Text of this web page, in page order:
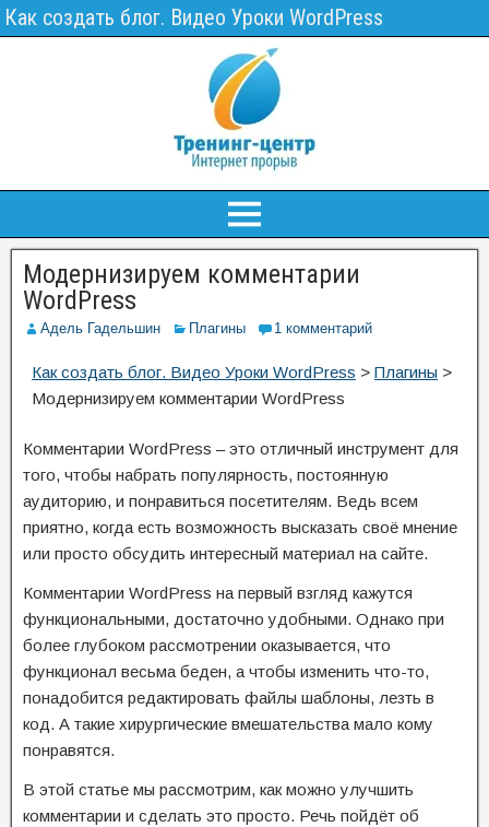
Как создать блог. Видео Уроки WordPress
Модернизируем комментарии
WordPress
Адель Гадельшин Плагины 1 комментарий
Как создать блог. Видео Уроки WordPress > Плагины >
Модернизируем комментарии WordPress
Комментарии WordPress – это отличный инструмент для
того, чтобы набрать популярность, постоянную
аудиторию, и понравиться посетителям. Ведь всем
приятно, когда есть возможность высказать своё мнение
или просто обсудить интересный материал на сайте.
Комментарии WordPress на первый взгляд кажутся
функциональными, достаточно удобными. Однако при
более глубоком рассмотрении оказывается, что
функционал весьма беден, а чтобы изменить что-то,
понадобится редактировать файлы шаблоны, лезть в
код. А такие хирургические вмешательства мало кому
понравятся.
В этой статье мы рассмотрим, как можно улучшить
комментарии и сделать это просто. Речь пойдёт об